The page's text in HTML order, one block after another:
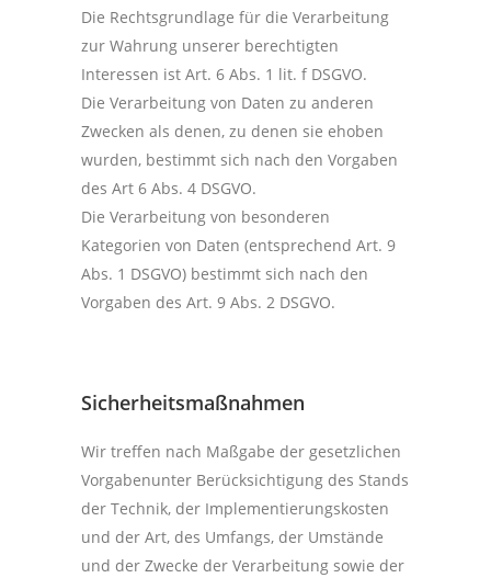
Die Rechtsgrundlage für die Verarbeitung
zur Wahrung unserer berechtigten
Interessen ist Art. 6 Abs. 1 lit. f DSGVO.
Die Verarbeitung von Daten zu anderen
Zwecken als denen, zu denen sie ehoben
wurden, bestimmt sich nach den Vorgaben
des Art 6 Abs. 4 DSGVO.
Die Verarbeitung von besonderen
Kategorien von Daten (entsprechend Art. 9
Abs. 1 DSGVO) bestimmt sich nach den
Vorgaben des Art. 9 Abs. 2 DSGVO.
Sicherheitsmaßnahmen
Wir treffen nach Maßgabe der gesetzlichen
Vorgabenunter Berücksichtigung des Stands
der Technik, der Implementierungskosten
und der Art, des Umfangs, der Umstände
und der Zwecke der Verarbeitung sowie der